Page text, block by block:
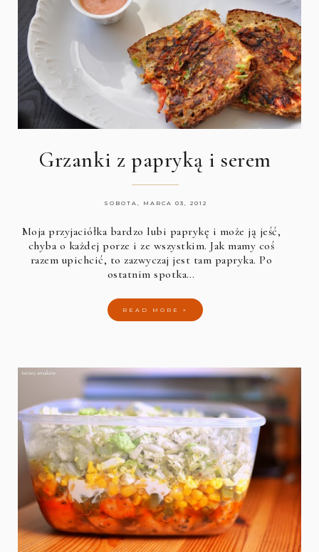
Grzanki z papryką i serem
SOBOTA, MARCA 03, 2012
Moja przyjaciółka bardzo lubi paprykę i może ją jeść,
chyba o każdej porze i ze wszystkim. Jak mamy coś
razem upichcić, to zazwyczaj jest tam papryka. Po
ostatnim spotka…
READ MORE »